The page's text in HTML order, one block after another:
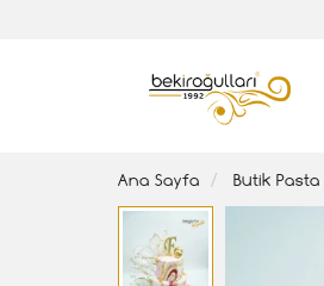
Ana Sayfa Butik Pasta